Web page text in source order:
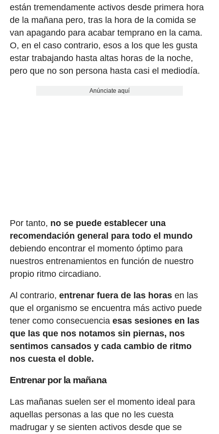
están tremendamente activos desde primera hora
de la mañana pero, tras la hora de la comida se
van apagando para acabar temprano en la cama.
O, en el caso contrario, esos a los que les gusta
estar trabajando hasta altas horas de la noche,
pero que no son persona hasta casi el mediodía.
Anúnciate aquí
Por tanto, no se puede establecer una
recomendación general para todo el mundo
debiendo encontrar el momento óptimo para
nuestros entrenamientos en función de nuestro
propio ritmo circadiano.
Al contrario, entrenar fuera de las horasen las
que el organismo se encuentra más activo puede
tener como consecuencia esas sesiones en las
que las que nos notamos sin piernas, nos
sentimos cansados y cada cambio de ritmo
nos cuesta el doble.
Entrenar por la mañana
Las mañanas suelen ser el momento ideal para
aquellas personas a las que no les cuesta
madrugar y se sienten activos desde que se